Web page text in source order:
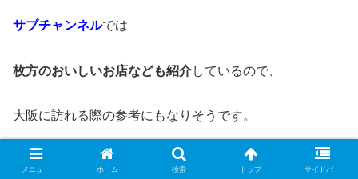
サブチャンネルでは
枚方のおいしいお店なども紹介しているので、
大阪に訪れる際の参考にもなりそうです。
メニュー ホーム 検索 トップ サイドバー